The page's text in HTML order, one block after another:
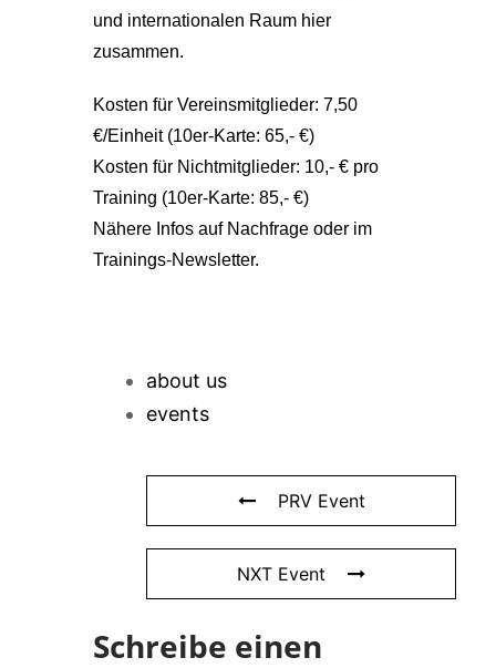
und internationalen Raum hier
zusammen.
Kosten für Vereinsmitglieder: 7,50
€/Einheit (10er-Karte: 65,- €)
Kosten für Nichtmitglieder: 10,- € pro
Training (10er-Karte: 85,- €)
Nähere Infos auf Nachfrage oder im
Trainings-Newsletter.
about us
events
PRV Event
NXT Event
Schreibe einen